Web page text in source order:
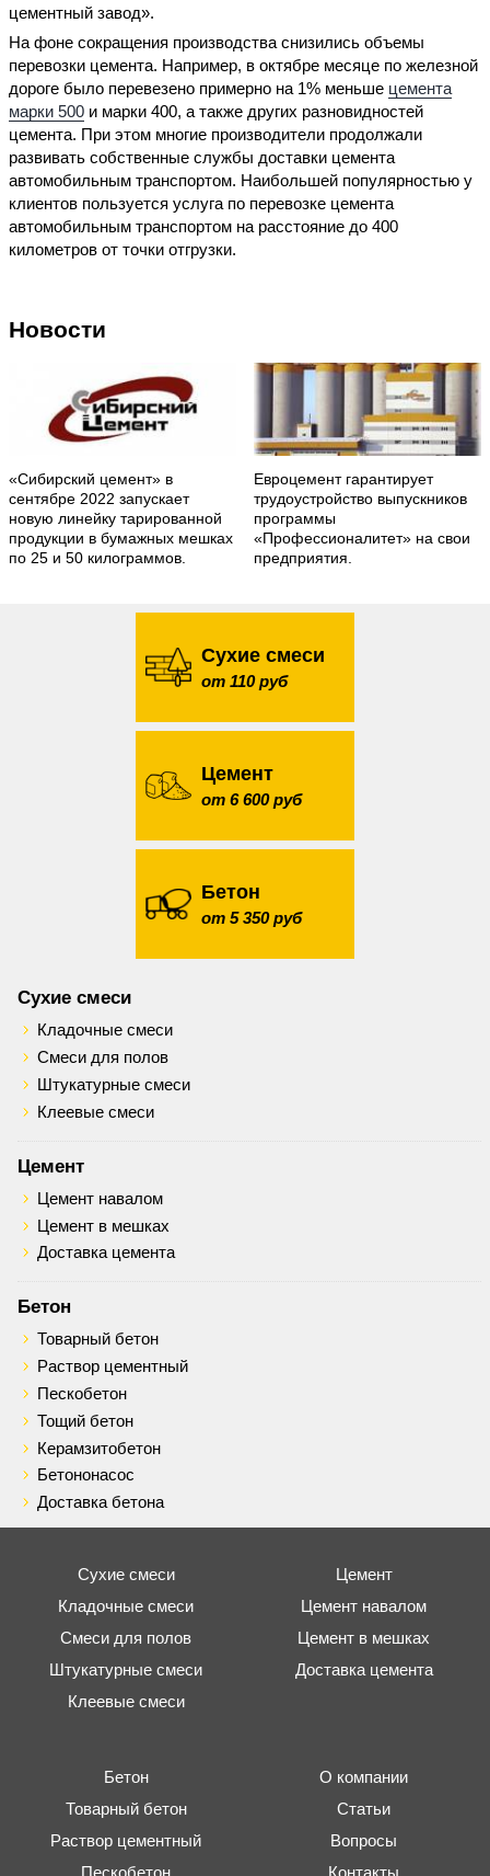
цементный завод».
На фоне сокращения производства снизились объемы
перевозки цемента. Например, в октябре месяце по железной
дороге было перевезено примерно на 1% меньше цемента
марки 500 и марки 400, а также других разновидностей
цемента. При этом многие производители продолжали
развивать собственные службы доставки цемента
автомобильным транспортом. Наибольшей популярностью у
клиентов пользуется услуга по перевозке цемента
автомобильным транспортом на расстояние до 400
километров от точки отгрузки.
Новости
«Сибирский цемент» в
сентябре 2022 запускает
новую линейку тарированной
продукции в бумажных мешках
по 25 и 50 килограммов.
Евроцемент гарантирует
трудоустройство выпускников
программы
«Профессионалитет» на свои
предприятия.
Сухие смеси
от 110 руб
Цемент
от 6 600 руб
Бетон
от 5 350 руб
Сухие смеси
Кладочные смеси
Смеси для полов
Штукатурные смеси
Клеевые смеси
Цемент
Цемент навалом
Цемент в мешках
Доставка цемента
Бетон
Товарный бетон
Раствор цементный
Пескобетон
Тощий бетон
Керамзитобетон
Бетононасос
Доставка бетона
Сухие смеси
Кладочные смеси
Смеси для полов
Штукатурные смеси
Клеевые смеси
Цемент
Цемент навалом
Цемент в мешках
Доставка цемента
Бетон
Товарный бетон
Раствор цементный
Пескобетон
О компании
Статьи
Вопросы
Контакты